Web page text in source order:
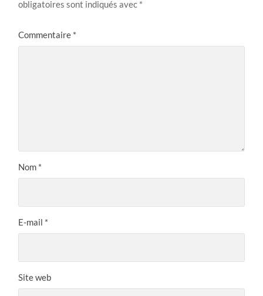
obligatoires sont indiqués avec *
Commentaire *
Nom *
E-mail *
Site web